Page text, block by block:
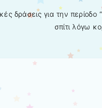
δράσεις για την περίοδο
σπίτι λόγω